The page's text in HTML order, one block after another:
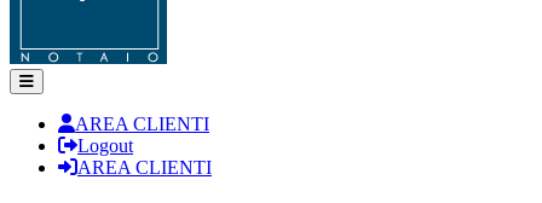
AREA CLIENTI
Logout
AREA CLIENTI